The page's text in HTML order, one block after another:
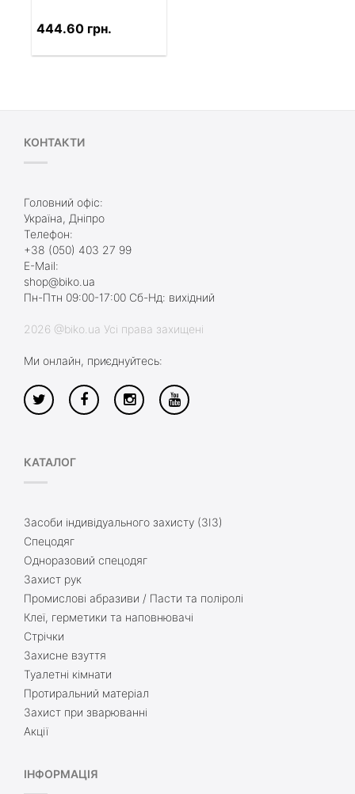
444.60 грн.
КОНТАКТИ
Головний офіс:
Україна, Дніпро
Телефон:
+38 (050) 403 27 99
E-Mail:
shop@biko.ua
Пн-Птн 09:00-17:00 Сб-Нд: вихідний
2026 @biko.ua Усі права захищені
Ми онлайн, приєднуйтесь:
КАТАЛОГ
Засоби індивідуального захисту (ЗІЗ)
Спецодяг
Одноразовий спецодяг
Захист рук
Промислові абразиви / Пасти та поліролі
Клеї, герметики та наповнювачі
Стрічки
Захисне взуття
Туалетні кімнати
Протиральний матеріал
Захист при зварюванні
Акції
ІНФОРМАЦІЯ